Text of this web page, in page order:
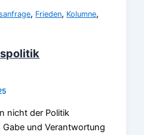
, Frieden, Kolumne,
nicht der Politik
Gabe und Verantwortung